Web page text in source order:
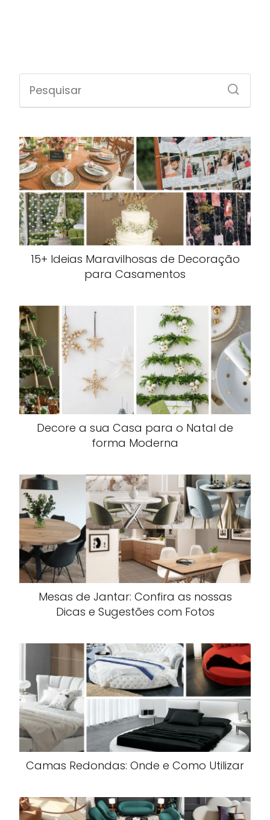
15+ Ideias Maravilhosas de Decoração
para Casamentos
Decore a sua Casa para o Natal de
forma Moderna
Mesas de Jantar: Confira as nossas
Dicas e Sugestões com Fotos
Camas Redondas: Onde e Como Utilizar